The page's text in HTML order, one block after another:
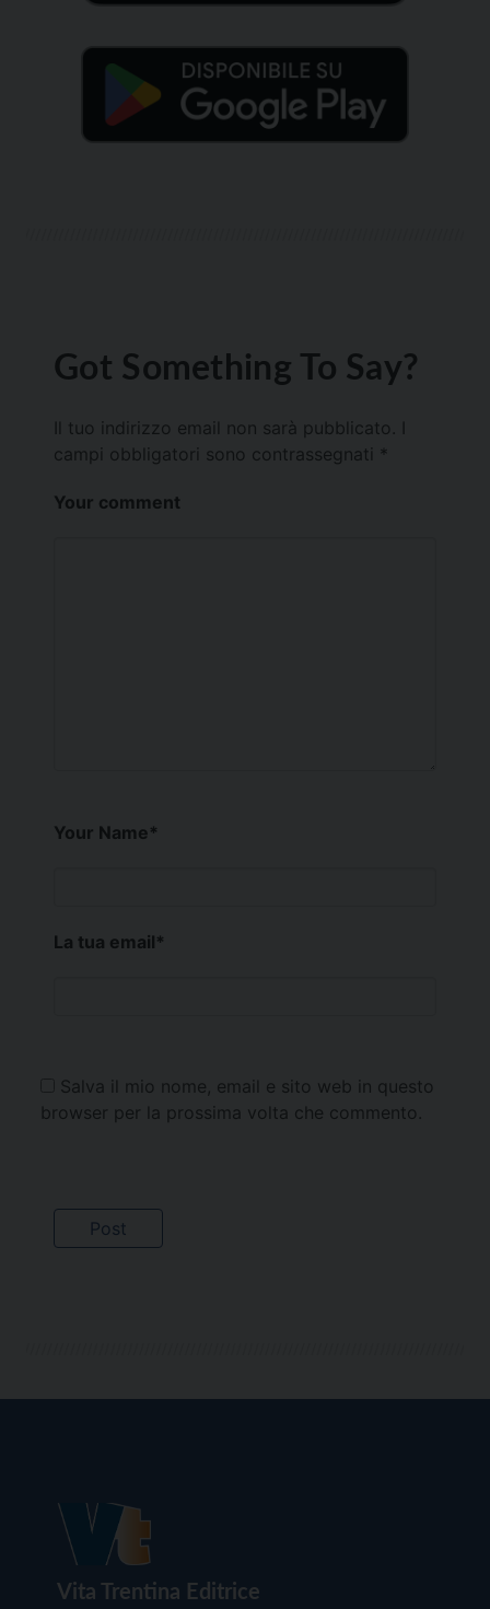
Got Something To Say?
Il tuo indirizzo email non sarà pubblicato.
campi obbligatori sono contrassegnati *
Your comment
Your Name*
La tua email*
Salva il mio nome, email e sito web in questo
browser per la prossima volta che commento.
Vita Trentina Editrice